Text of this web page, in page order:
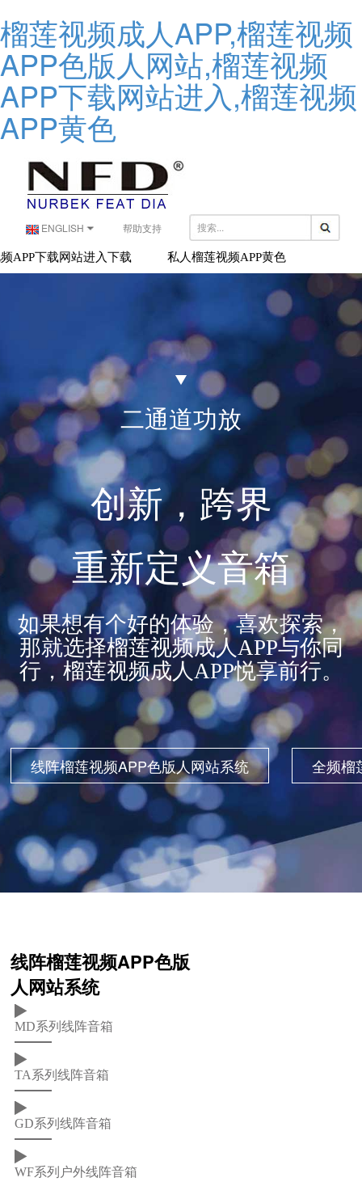
榴莲视频成人APP,榴莲视频
APP色版人网站,榴莲视频
APP下载网站进入,榴莲视频
APP黄色
ENGLISH 帮助支持
APP下载网站进入下载 私人榴莲视频APP黄色
二通道功放
创新，跨界
重新定义音箱
如果想有个好的体验，喜欢探索，
那就选择榴莲视频成人APP与你同
行，榴莲视频成人APP悦享前行。
线阵榴莲视频APP色版人网站系统 全频榴
线阵榴莲视频APP色版
人网站系统
MD系列线阵音箱
TA系列线阵音箱
GD系列线阵音箱
WF系列户外线阵音箱